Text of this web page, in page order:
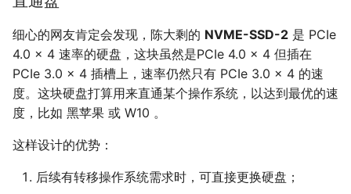
细心的网友肯定会发现，陈大剩的 NVME-SSD-2 是 PCIe
4.0 × 4 速率的硬盘，这块虽然是PCIe 4.0 × 4 但插在
PCIe 3.0 × 4 插槽上，速率仍然只有 PCIe 3.0 × 4 的速
度。这块硬盘打算用来直通某个操作系统，以达到最优的速
度，比如 黑苹果 或 W10 。
这样设计的优势：
后续有转移操作系统需求时，可直接更换硬盘；